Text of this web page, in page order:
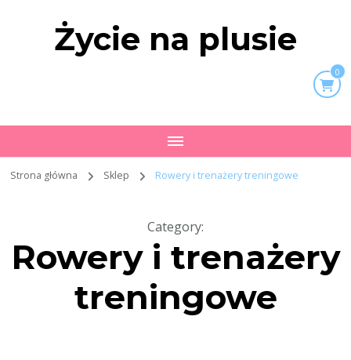
Życie na plusie
0
Strona główna Sklep Rowery i trenażery treningowe
Category:
Rowery i trenażery
treningowe